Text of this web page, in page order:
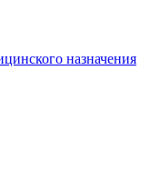
назначения